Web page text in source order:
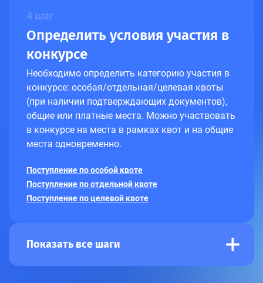
4 шаг
Определить условия участия в
конкурсе
Необходимо определить категорию участия в
конкурсе: особая/отдельная/целевая квоты
(при наличии подтверждающих документов),
общие или платные места. Можно участвовать
в конкурсе на места в рамках квот и на общие
места одновременно.
Поступление по особой квоте
Поступление по отдельной квоте
Поступление по целевой квоте
Показать все шаги